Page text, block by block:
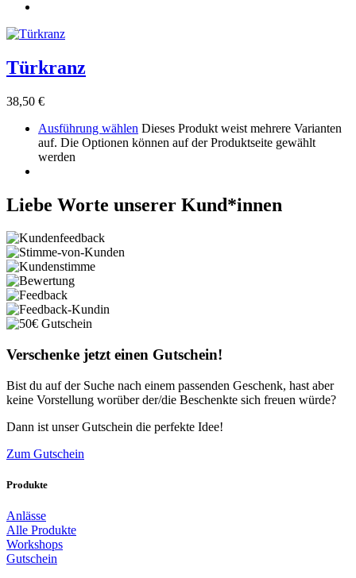
Türkranz
38,50 €
Ausführung wählen Dieses Produkt weist mehrere Varianten
auf. Die Optionen können auf der Produktseite gewählt
werden
Liebe Worte unserer Kund*innen
Verschenke jetzt einen Gutschein!
Bist du auf der Suche nach einem passenden Geschenk, hast aber
keine Vorstellung worüber der/die Beschenkte sich freuen würde?
Dann ist unser Gutschein die perfekte Idee!
Zum Gutschein
Produkte
Anlässe
Alle Produkte
Workshops
Gutschein